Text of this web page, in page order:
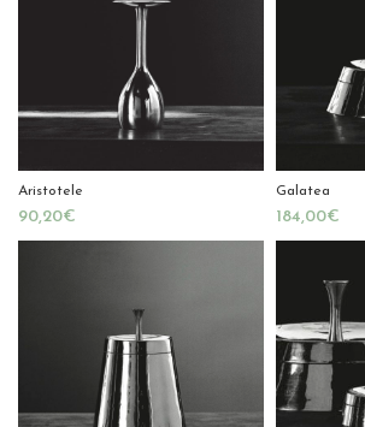
Aristotele
€
Galatea
€